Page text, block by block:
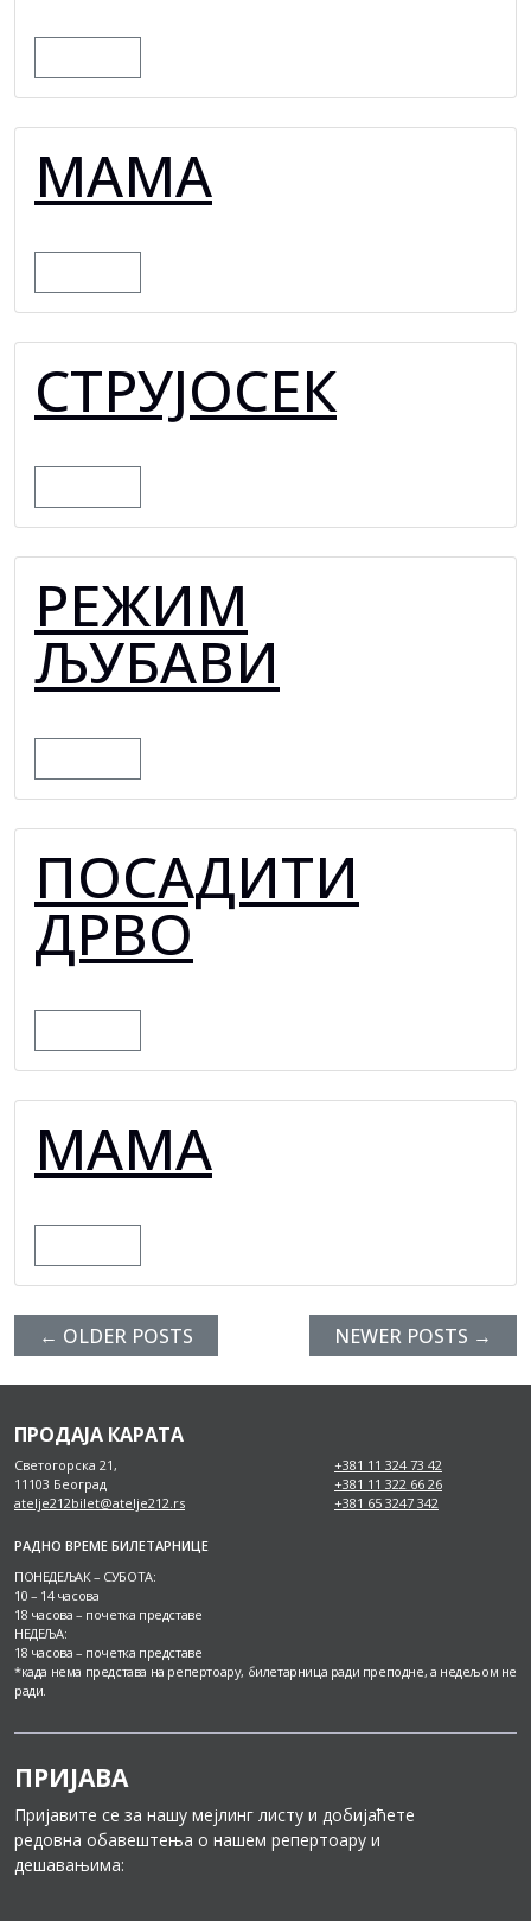
МАМА
СТРУЈОСЕК
РЕЖИМ
ЉУБАВИ
ПОСАДИТИ
ДРВО
МАМА
← OLDER POSTS NEWER POSTS →
ПРОДАЈА КАРАТА
Светогорска 21,
11103 Београд
atelje212bilet@atelje212.rs
+381 11 324 73 42
+381 11 322 66 26
+381 65 3247 342
РАДНО ВРЕМЕ БИЛЕТАРНИЦЕ
ПОНЕДЕЉАК – СУБОТА:
10 – 14 часова
18 часова – почетка представе
НЕДЕЉА:
18 часова – почетка представе
*када нема представа на репертоару, билетарница ради преподне, а недељом не
ради.
ПРИЈАВА
Пријавите се за нашу мејлинг листу и добијаћете
редовна обавештења о нашем репертоару и
дешавањима: